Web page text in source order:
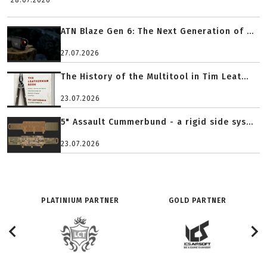
ATN Blaze Gen 6: The Next Generation of ...
27.07.2026
The History of the Multitool in Tim Leat...
23.07.2026
5" Assault Cummerbund - a rigid side sys...
23.07.2026
PLATINIUM PARTNER GOLD PARTNER